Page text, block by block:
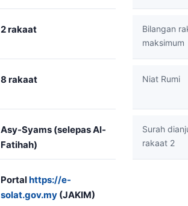
2 rakaat
Bilangan
maksimum
8 rakaat Niat Rumi
Asy-Syams (selepas Al-
Fatihah)
Surah
rakaat 2
Portalhttps://e-
solat.gov.my (JAKIM)